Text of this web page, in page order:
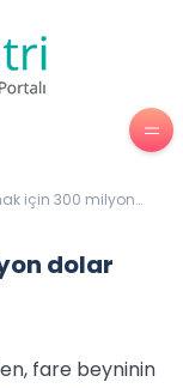
için 300 milyon
dolar
fare beyninin